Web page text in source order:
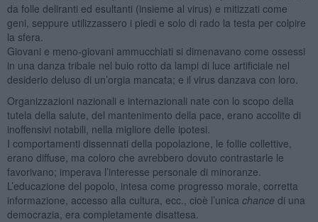
da folle deliranti ed esultanti (insieme al virus) e mitizzati come
geni, seppure utilizzassero i piedi e solo di rado la testa per colpire
la sfera.
Giovani e meno-giovani ammucchiati si dimenavano come ossessi
in una danza tribale nel buio rotto da lampi di luce artificiale nel
desiderio deluso di un’orgia mancata; e il virus danzava con loro.
Organizzazioni nazionali e internazionali nate con lo scopo della
tutela della salute, del mantenimento della pace, erano accolite di
inoffensivi notabili, nella migliore delle ipotesi.
I comportamenti dissennati della popolazione, le follie collettive,
erano diffuse, ma coloro che avrebbero dovuto contrastarle le
favorivano; imperava l’interesse personale di minoranze.
L’educazione del popolo, intesa come progresso morale, corretta
informazione, accesso alla cultura, ecc., cioè l’unica chance di una
democrazia, era completamente disattesa.